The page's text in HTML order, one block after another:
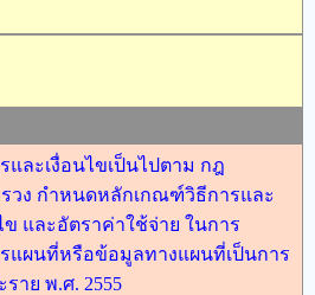
และเงื่อนไขเป็นไปตาม กฎ
วง กำหนดหลักเกณฑ์วิธีการและ
ข และอัตราค่าใช้จ่าย ในการ
แผนที่หรือข้อมูลทางแผนที่เป็นการ
ราย พ.ศ. 2555